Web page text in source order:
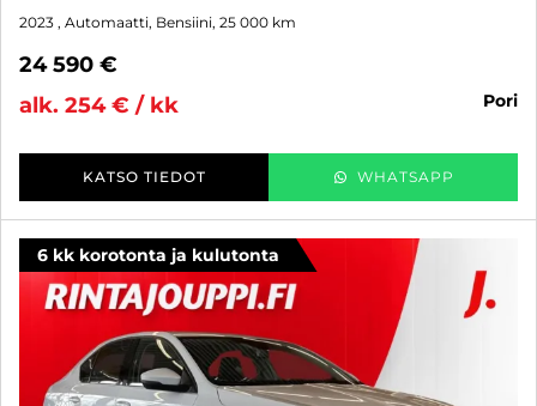
2023 , Automaatti, Bensiini, 25 000 km
24 590 €
alk. 254 € / kk
pori
KATSO TIEDOT WHATSAPP
6 kk korotonta ja kulutonta